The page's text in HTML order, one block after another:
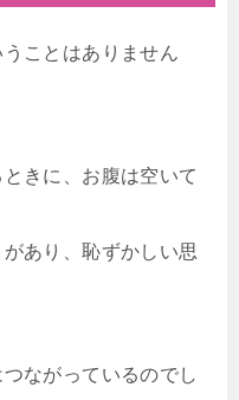
ことはありません
きに、お腹は空いて
あり、恥ずかしい思
ながっているのでし